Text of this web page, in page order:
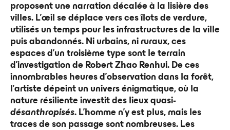
proposent une narration décalée à la lisière des
villes. L’œil se déplace vers ces îlots de verdure,
utilisés un temps pour les infrastructures de la ville
puis abandonnés. Ni urbains, ni ruraux, ces
espaces d’un troisième type sont le terrain
d’investigation de Robert Zhao Renhui. De ces
innombrables heures d’observation dans la forêt,
l’artiste dépeint un univers énigmatique, où la
nature résiliente investit des lieux quasi-
désanthropisés. L’homme n’y est plus, mais les
traces de son passage sont nombreuses. Les